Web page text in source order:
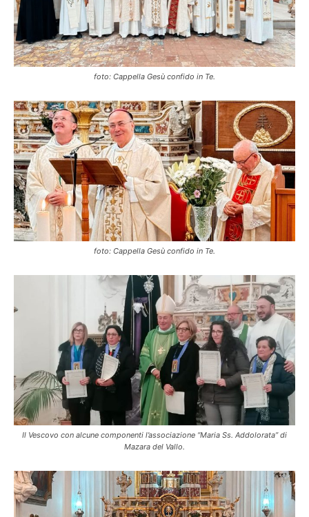
foto: Cappella Gesù confido in Te.
foto: Cappella Gesù confido in Te.
Il Vescovo con alcune componenti l’associazione “Maria Ss. Addolorata” di
Mazara del Vallo.